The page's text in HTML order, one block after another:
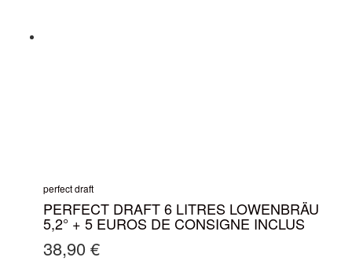
perfect draft
PERFECT DRAFT 6 LITRES LOWENBRÄU
5,2° + 5 EUROS DE CONSIGNE INCLUS
38,90 €